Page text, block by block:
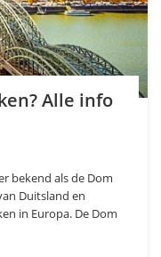
Alle info
bekend als de Dom
Duitsland en
in Europa. De Dom